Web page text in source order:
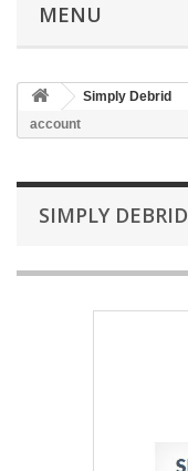
MENU
Simply Debrid
account
SIMPLY DEBRID